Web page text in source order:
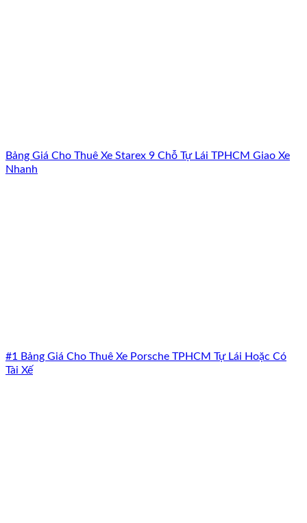
Bảng Giá Cho Thuê Xe Starex 9 Chỗ Tự Lái TPHCM Giao Xe
Nhanh
#1 Bảng Giá Cho Thuê Xe Porsche TPHCM Tự Lái Hoặc Có
Tài Xế